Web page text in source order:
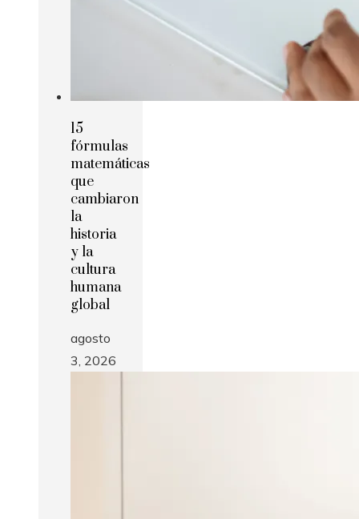
15
fórmulas
matemáticas
que
cambiaron
la
historia
y la
cultura
humana
global
agosto
3, 2026